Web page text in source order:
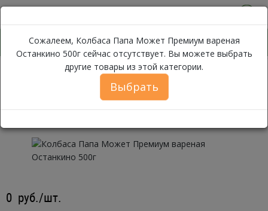
Мясо Колбаса Вареная Колбаса Папа
Сожалеем, Колбаса Папа Может Премиум вареная
Останкино 500г сейчас отсутствует. Вы можете выбрать
другие товары из этой категории.
Выбрать
Колбаса Папа Может Премиум
вареная Останкино 500г
0 руб./шт.